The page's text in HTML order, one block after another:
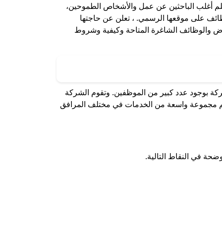
لعام 2024، العمل في شركات الطيران هو حلم أغلب الباحثين عن عمل والأشخاص الطموحين،
على موقعها الرسمي. ، تعلن عن حاجتها
والوظائف الشاغرة المتاحة وكيفية وشروط
بوجود عدد كبير من الموظفين. وتقوم الشركة
مجموعة واسعة من الخدمات في مختلف المرافق
في النقاط التالية.